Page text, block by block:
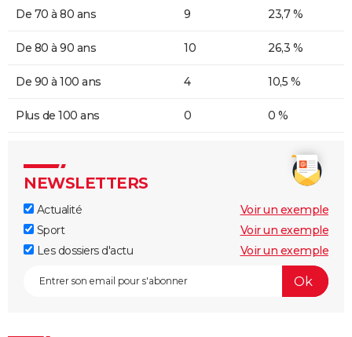
De 70 à 80 ans 9 23,7 %
De 80 à 90 ans 10 26,3 %
De 90 à 100 ans 4 10,5 %
Plus de 100 ans 0 0 %
NEWSLETTERS
Actualité
Voir un exemple
Sport
Voir un exemple
Les dossiers d'actu
Voir un exemple